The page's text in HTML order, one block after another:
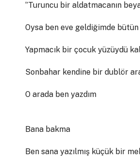
‘’Turuncu bir aldatmacanın
Oysa ben eve geldiğimde bütün
Yapmacık bir çocuk yüzüydü
Sonbahar kendine bir dublör
O arada ben yazdım
Bana bakma
Ben sana yazılmış küçük bir